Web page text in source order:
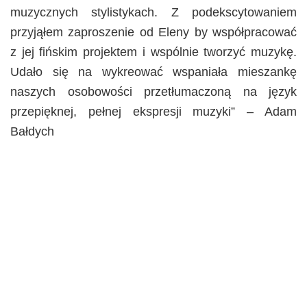
muzycznych stylistykach. Z podekscytowaniem
przyjąłem zaproszenie od Eleny by współpracować
z jej fińskim projektem i wspólnie tworzyć muzykę.
Udało się na wykreować wspaniała mieszankę
naszych osobowości przetłumaczoną na język
przepięknej, pełnej ekspresji muzyki” – Adam
Bałdych